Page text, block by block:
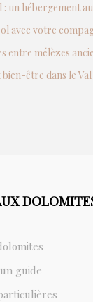
un hébergement
avec votre
entre mélèzes
être dans le
guide